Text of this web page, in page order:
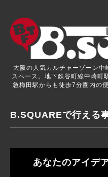
大阪の人気カルチャーゾーン中
スペース。地下鉄谷町線中崎町
急梅田駅からも徒歩7分圏内の
B.SQUAREで行える
あなたのアイデ